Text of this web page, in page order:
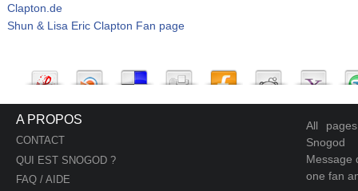
Clapton.de
Shun & Lisa Eric Clapton Fan page
A PROPOS
CONTACT
QUI EST SNOGOD ?
FAQ / AIDE
All
Snogod
Message
one fan